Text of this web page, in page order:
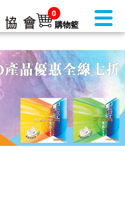
0
購物籃
►
►